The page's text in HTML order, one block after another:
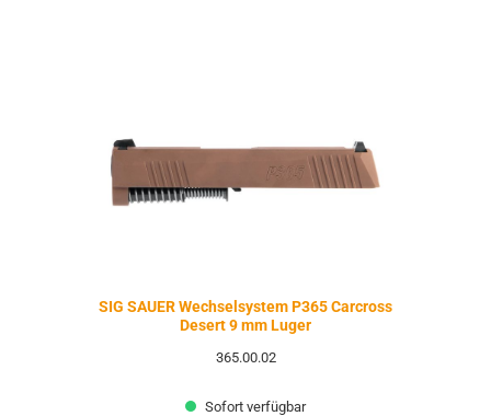
SIG SAUER Wechselsystem P365 Carcross
Desert 9 mm Luger
365.00.02
Sofort verfügbar